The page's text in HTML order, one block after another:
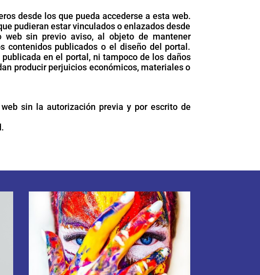
desde los que pueda accederse a esta web.
pudieran estar vinculados o enlazados desde
sin previo aviso, al objeto de mantener
contenidos publicados o el diseño del portal.
en el portal, ni tampoco de los daños
producir perjuicios económicos, materiales o
sin la autorización previa y por escrito de